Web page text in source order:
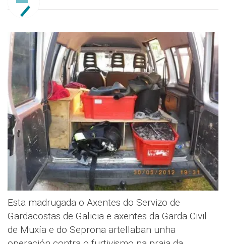
Esta madrugada o Axentes do Servizo de
Gardacostas de Galicia e axentes da Garda Civil
de Muxía e do Seprona artellaban unha